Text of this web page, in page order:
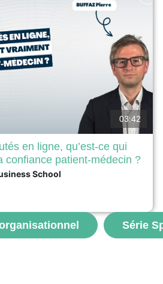
: Étudier les facteurs clefs
de la confiance des patients
une communauté en ligne de
: Étude exploratoire de
des interactions et de
la communauté en ligne.
03:42
en ligne, qu’est-ce qui
confiance patient-médecin ?
School
Série